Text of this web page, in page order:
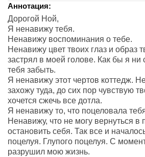
Аннотация:
Дорогой Ной,
Я ненавижу тебя.
Ненавижу воспоминания о тебе.
Ненавижу цвет твоих глаз и образ
застрял в моей голове. Как бы я ни
тебя забыть.
Я ненавижу этот чертов коттедж.
захожу туда, до сих пор чувствую
хочется сжечь все дотла.
Я ненавижу то, что поцеловала
Ненавижу, что не могу вернуться в
остановить себя. Так все и
поцелуя. Глупого поцелуя. С
разрушил мою жизнь.